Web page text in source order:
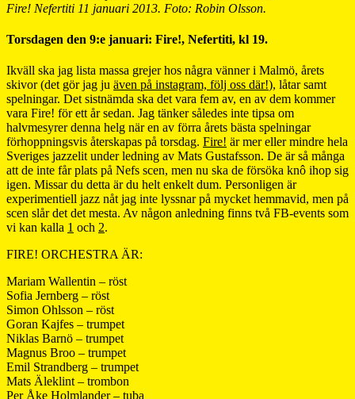
Fire! Nefertiti 11 januari 2013. Foto: Robin Olsson.
Torsdagen den 9:e januari: Fire!, Nefertiti, kl 19.
Ikväll ska jag lista massa grejer hos några vänner i Malmö, årets
skivor (det gör jag ju även på instagram, följ oss där!), låtar samt
spelningar. Det sistnämda ska det vara fem av, en av dem kommer
vara Fire! för ett år sedan. Jag tänker således inte tipsa om
halvmesyrer denna helg när en av förra årets bästa spelningar
förhoppningsvis återskapas på torsdag. Fire! är mer eller mindre hela
Sveriges jazzelit under ledning av Mats Gustafsson. De är så många
att de inte får plats på Nefs scen, men nu ska de försöka knô ihop sig
igen. Missar du detta är du helt enkelt dum. Personligen är
experimentiell jazz nåt jag inte lyssnar på mycket hemmavid, men på
scen slår det det mesta. Av någon anledning finns två FB-events som
vi kan kalla 1 och 2.
FIRE! ORCHESTRA ÄR:
Mariam Wallentin – röst
Sofia Jernberg – röst
Simon Ohlsson – röst
Goran Kajfes – trumpet
Niklas Barnö – trumpet
Magnus Broo – trumpet
Emil Strandberg – trumpet
Mats Äleklint – trombon
Per Åke Holmlander – tuba